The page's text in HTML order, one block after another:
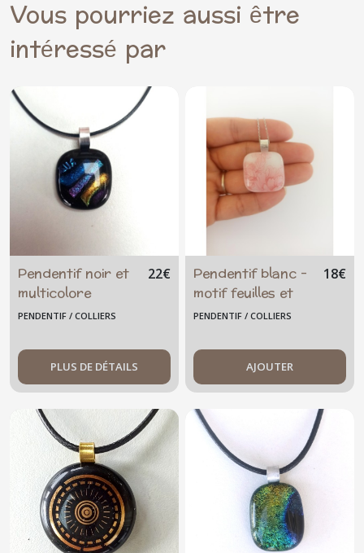
Vous pourriez aussi être
intéressé par
Pendentif noir et
multicolore
nombreux reflets
22€
PENDENTIF / COLLIERS
PLUS DE DÉTAILS
Pendentif blanc -
motif feuilles et
fleurs roses
18€
PENDENTIF / COLLIERS
AJOUTER